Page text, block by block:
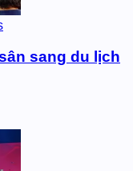
thông MCV lấn